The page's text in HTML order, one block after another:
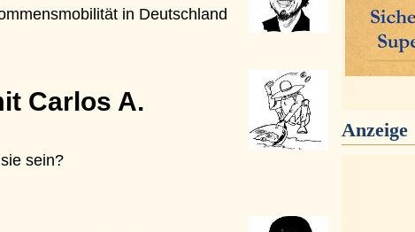
in Deutschland
Carlos A.
sein?
Anzeige